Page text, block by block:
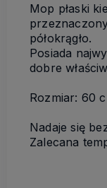
Mop płaski
półokrągło.
Posiada
dobre
Rozmiar: 60
Nadaje się
Zalecana